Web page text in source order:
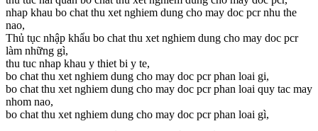
nhap khau bo chat thu xet nghiem dung cho may doc pcr nhu the
nao,
Thủ tục nhập khẩu bo chat thu xet nghiem dung cho may doc pcr
làm những gì,
thu tuc nhap khau y thiet bi y te,
bo chat thu xet nghiem dung cho may doc pcr phan loai gi,
bo chat thu xet nghiem dung cho may doc pcr phan loai quy tac may
nhom nao,
bo chat thu xet nghiem dung cho may doc pcr phan loai gì,